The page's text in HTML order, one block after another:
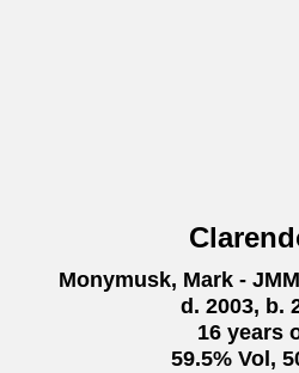
Monymusk, Mark -
d. 2003, b.
16 years
59.5% Vol,